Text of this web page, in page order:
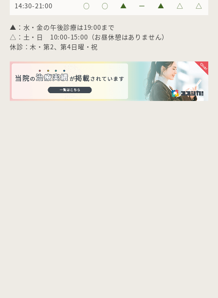
14:30-21:00 ○ ○ ▲ ー ▲ △ △
▲：水・金の午後診療は19:00まで
△：土・日 10:00-15:00（お昼休憩はありません）
休診：木・第2、第4日曜・祝